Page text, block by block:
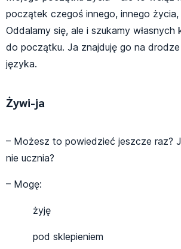
początek czegoś innego, innego
Oddalamy się, ale i szukamy własnych
do początku. Ja znajduję go na
języka.
Żywi-ja
– Możesz to powiedzieć jeszcze raz?
nie ucznia?
– Mogę:
żyję
pod sklepieniem